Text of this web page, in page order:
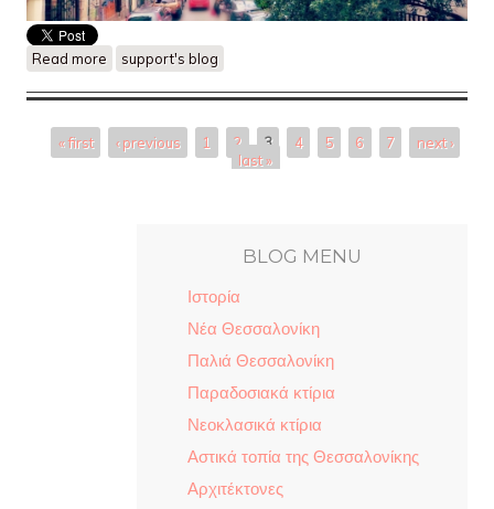
Read more about Η οδός Ευζώνων, ο πρώτος δρόμος που ένωνε τις
''Εξοχές'' με το ιστορικό κέντρο
support's blog
Pages
« first ‹ previous 1 2 3 4 5 6 7
next ›
last »
BLOG MENU
Ιστορία
Νέα Θεσσαλονίκη
Παλιά Θεσσαλονίκη
Παραδοσιακά κτίρια
Νεοκλασικά κτίρια
Αστικά τοπία της Θεσσαλονίκης
Αρχιτέκτονες